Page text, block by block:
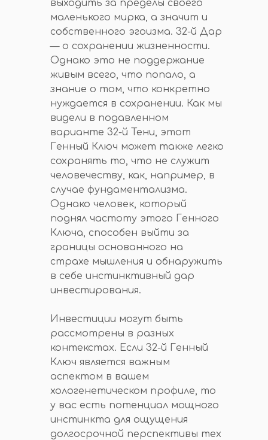
выходить за пределы своего
маленького мирка, а значит и
собственного эгоизма. 32-й Дар
— о сохранении жизненности.
Однако это не поддержание
живым всего, что попало, а
знание о том, что конкретно
нуждается в сохранении. Как мы
видели в подавленном
варианте 32-й Тени, этот
Генный Ключ может также легко
сохранять то, что не служит
человечеству, как, например, в
случае фундаментализма.
Однако человек, который
поднял частоту этого Генного
Ключа, способен выйти за
границы основанного на
страхе мышления и обнаружить
в себе инстинктивный дар
инвестирования.
Инвестиции могут быть
рассмотрены в разных
контекстах. Если 32-й Генный
Ключ является важным
аспектом в вашем
хологенетическом профиле, то
у вас есть потенциал мощного
инстинкта для ощущения
долгосрочной перспективы тех